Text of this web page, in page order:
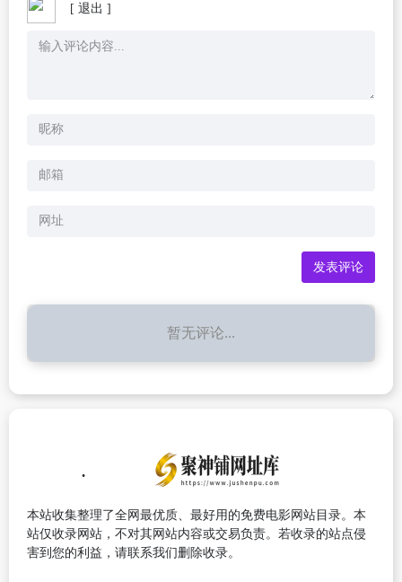
[ 退出 ]
暂无评论...
本站收集整理了全网最优质、最好用的免费电影网站目录。本
站仅收录网站，不对其网站内容或交易负责。若收录的站点侵
害到您的利益，请联系我们删除收录。